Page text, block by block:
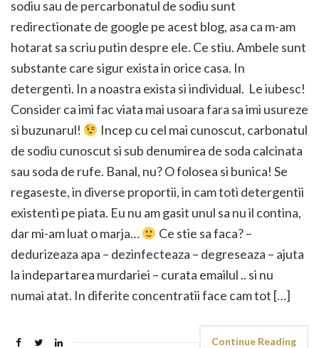
sodiu sau de percarbonatul de sodiu sunt
redirectionate de google pe acest blog, asa ca m-am
hotarat sa scriu putin despre ele. Ce stiu. Ambele sunt
substante care sigur exista in orice casa. In
detergenti. In a noastra exista si individual. Le iubesc!
Consider ca imi fac viata mai usoara fara sa imi usureze
si buzunarul!
Incep cu cel mai cunoscut, carbonatul
de sodiu cunoscut si sub denumirea de soda calcinata
sau soda de rufe. Banal, nu? O folosea si bunica! Se
regaseste, in diverse proportii, in cam toti detergentii
existenti pe piata. Eu nu am gasit unul sa nu il contina,
dar mi-am luat o marja…
Ce stie sa faca? –
dedurizeaza apa – dezinfecteaza – degreseaza – ajuta
la indepartarea murdariei – curata emailul .. si nu
numai atat. In diferite concentratii face cam tot […]
Continue Reading